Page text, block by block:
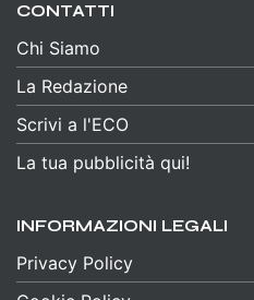
CONTATTI
Chi Siamo
La Redazione
Scrivi a l'ECO
La tua pubblicità qui!
INFORMAZIONI LEGALI
Privacy Policy